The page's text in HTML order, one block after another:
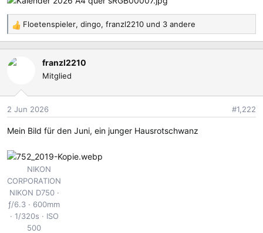
R
e
a
k
o
n
n
Floetenspieler, dingo, franzl2210 und 3 andere
franzl2210
Mitglied
2 Jun 2026 #1,222
Mein Bild für den Juni, ein junger Hausrotschwanz
NIKON
CORPORATION
NIKON D750
ƒ/6.3
600mm
1/320s
ISO
500